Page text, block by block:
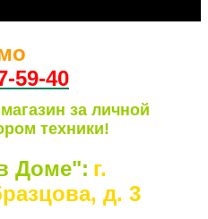
59-40
за личной
техники!
Доме": г.
д. 3